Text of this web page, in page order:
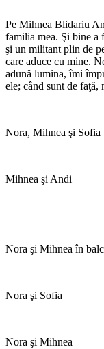
Pe Mihnea Blidariu
familia mea. Şi bine a
şi un militant plin de
care aduce cu mine.
adună lumina, îmi
ele; când sunt de faţă,
Nora, Mihnea şi Sofia
Mihnea şi Andi
Nora şi Mihnea în
Nora şi Sofia
Nora şi Mihnea